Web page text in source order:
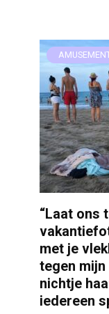
“Laat ons
met je
tegen
nichtje
iedereen